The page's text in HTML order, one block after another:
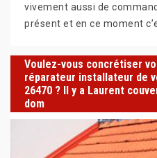
vivement aussi de
présent et en ce moment
Voulez-vous concrétiser
réparateur installateur de
26470 ? Il y a Laurent
dom